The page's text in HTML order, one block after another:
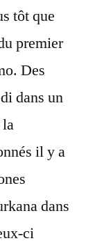
tôt que
premier
Des
dans un
il y a
dans
ci